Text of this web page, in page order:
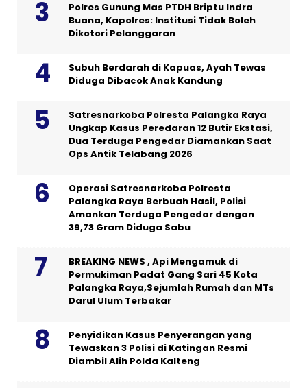
Polres Gunung Mas PTDH Briptu Indra
Buana, Kapolres: Institusi Tidak Boleh
Dikotori Pelanggaran
Subuh Berdarah di Kapuas, Ayah Tewas
Diduga Dibacok Anak Kandung
Satresnarkoba Polresta Palangka Raya
Ungkap Kasus Peredaran 12 Butir Ekstasi,
Dua Terduga Pengedar Diamankan Saat
Ops Antik Telabang 2026
Operasi Satresnarkoba Polresta
Palangka Raya Berbuah Hasil, Polisi
Amankan Terduga Pengedar dengan
39,73 Gram Diduga Sabu
BREAKING NEWS , Api Mengamuk di
Permukiman Padat Gang Sari 45 Kota
Palangka Raya,Sejumlah Rumah dan MTs
Darul Ulum Terbakar
Penyidikan Kasus Penyerangan yang
Tewaskan 3 Polisi di Katingan Resmi
Diambil Alih Polda Kalteng